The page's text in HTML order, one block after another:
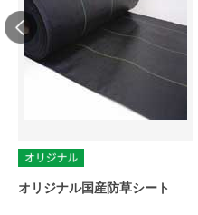
オリジナル国産防草シート